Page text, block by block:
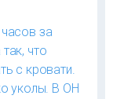
за
что
с кровати.
уколы. В ОН